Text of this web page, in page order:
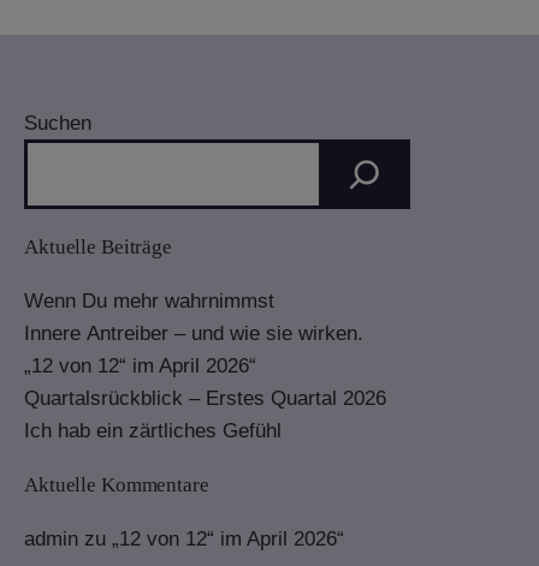
Suchen
Aktuelle Beiträge
Wenn Du mehr wahrnimmst
Innere Antreiber – und wie sie wirken.
„12 von 12“ im April 2026“
Quartalsrückblick – Erstes Quartal 2026
Ich hab ein zärtliches Gefühl
Aktuelle Kommentare
admin zu „12 von 12“ im April 2026“